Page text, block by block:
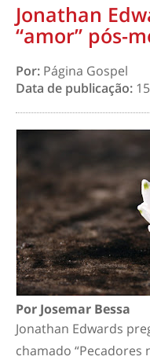
Jonathan
“amor” pós-
Por: Página Gospel
Data de publicação:
Por Josemar Bessa
Jonathan Edwards
chamado “Pecadores